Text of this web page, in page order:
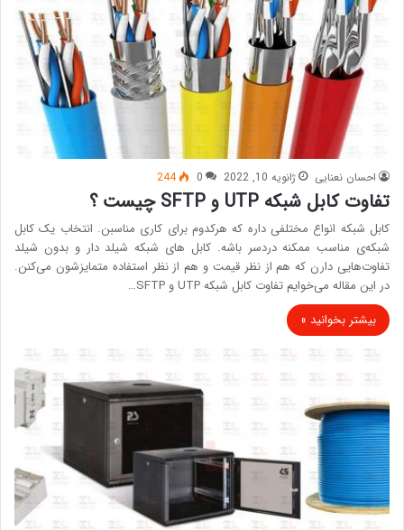
احسان نعنایی ژانویه 10, 2022 0
244
تفاوت کابل شبکه UTP و SFTP چیست ؟
کابل شبکه انواع مختلفی داره که هرکدوم برای کاری مناسبن. انتخاب یک کابل
شبکه‌ی مناسب ممکنه دردسر باشه. کابل های شبکه شیلد دار و بدون شیلد
تفاوت‌هایی دارن که هم از نظر قیمت و هم از نظر استفاده متمایزشون می‌کنن.
در این مقاله می‌خوایم تفاوت کابل شبکه UTP و SFTP…
بیشتر بخوانید »